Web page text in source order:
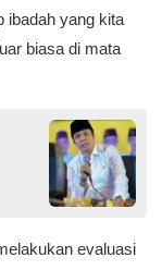
ibadah yang kita
biasa di mata
evaluasi